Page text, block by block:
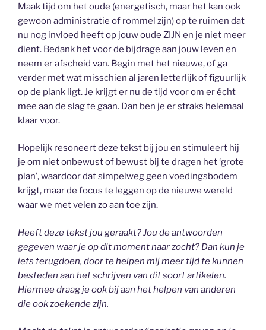
Maak tijd om het oude (energetisch, maar het kan ook
gewoon administratie of rommel zijn) op te ruimen dat
nu nog invloed heeft op jouw oude ZIJN en je niet meer
dient. Bedank het voor de bijdrage aan jouw leven en
neem er afscheid van. Begin met het nieuwe, of ga
verder met wat misschien al jaren letterlijk of figuurlijk
op de plank ligt. Je krijgt er nu de tijd voor om er écht
mee aan de slag te gaan. Dan ben je er straks helemaal
klaar voor.
Hopelijk resoneert deze tekst bij jou en stimuleert hij
je om niet onbewust of bewust bij te dragen het ‘grote
plan’, waardoor dat simpelweg geen voedingsbodem
krijgt, maar de focus te leggen op de nieuwe wereld
waar we met velen zo aan toe zijn.
Heeft deze tekst jou geraakt? Jou de antwoorden
gegeven waar je op dit moment naar zocht? Dan kun je
iets terugdoen, door te helpen mij meer tijd te kunnen
besteden aan het schrijven van dit soort artikelen.
Hiermee draag je ook bij aan het helpen van anderen
die ook zoekende zijn.